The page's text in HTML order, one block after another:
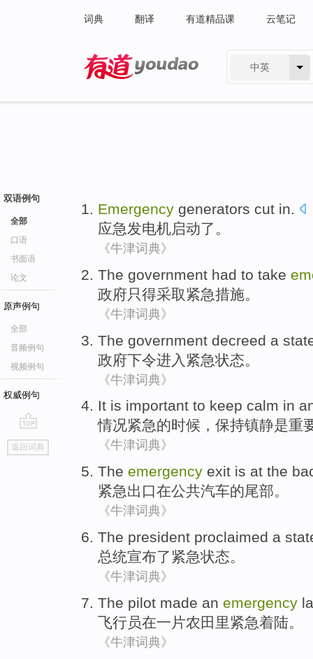
词典 翻译 有道精品课 云笔记
中英
双语例句
全部
口语
书面语
论文
原声例句
全部
音频例句
视频例句
权威例句
go
top
返回词典
Emergency generators cut in.
应急发电机启动了。
《牛津词典》
The government had to take
政府只得采取 紧急措施。
《牛津词典》
The government decreed a
政府下令进入 紧急状态 。
《牛津词典》
It is important to keep calm in
情况紧急的时候， 保持镇静是重
《牛津词典》
The emergency exit is at the
紧急出口在公共汽车的尾部。
《牛津词典》
The president proclaimed a
总统宣布了紧急状态。
《牛津词典》
The pilot made an emergency
飞行员在一 片农田里紧急着陆。
《牛津词典》